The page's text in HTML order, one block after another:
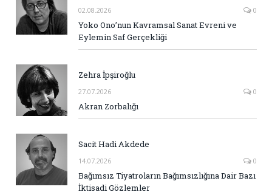
02.08.2026 0
Yoko Ono’nun Kavramsal Sanat Evreni ve
Eylemin Saf Gerçekliği
Zehra İpşiroğlu
27.07.2026 0
Akran Zorbalığı
Sacit Hadi Akdede
14.07.2026 0
Bağımsız Tiyatroların Bağımsızlığına Dair Bazı
İktisadi Gözlemler